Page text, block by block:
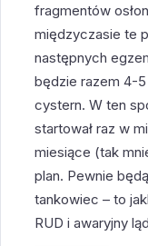
fragmentów
międzyczasie te
następnych
będzie razem 4-
cystern. W ten
startował raz w
miesiące (tak
plan. Pewnie
tankowiec – to
RUD i awaryjny